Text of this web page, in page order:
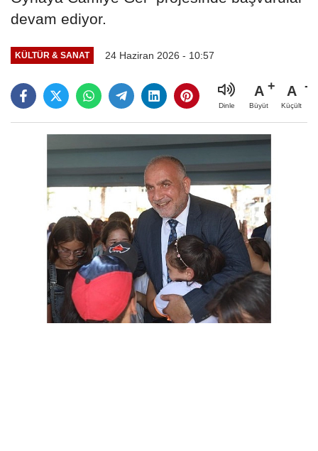
devam ediyor.
KÜLTÜR & SANAT 24 Haziran 2026 - 10:57
Dinle
A
Büyüt
A
Küçült